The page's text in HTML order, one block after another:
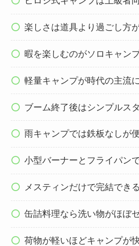
楽しさは道具より過ごし方
暇を楽しむのがソロキャン
軽量キャンプが時代の主流
ブーム終了後はシンプルス
雨キャンプでは鉄板なしが
小型バーナーとフライパン
メスティンだけで完結でき
缶詰料理なら洗い物がほぼ
荷物が軽いほどキャンプが